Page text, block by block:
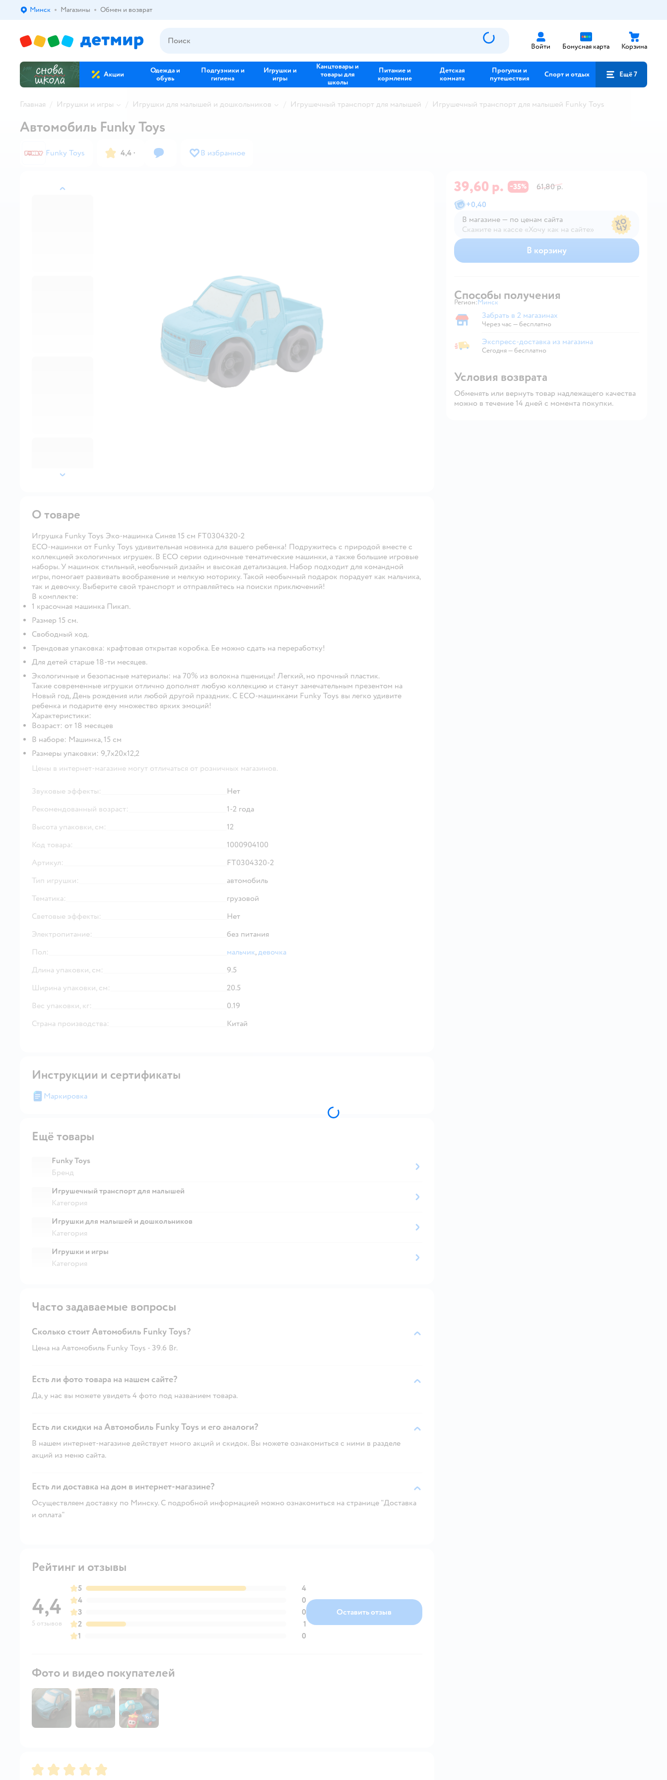
Выбор адреса доставки.
Минск Магазины Обмен и возврат
Войти Бонусная карта Корзина
Акции
Одежда и
обувь
Подгузники и
гигиена
Игрушки и
игры
Канцтовары и
товары для
школы
Питание и
кормление
Детская
комната
Прогулки и
путешествия
Спорт и отдых Ещё 7
Главная Игрушки и игры Игрушки для малышей и дошкольников Игрушечный транспорт для малышей Игрушечный транспорт для малышей Funky Toys
назад
далее
Автомобиль Funky Toys
Funky Toys 4,4 · В избранное
39,60 р. −35%
61,80 р.
+0,40
В магазине — по ценам сайта
Скажите на кассе «Хочу как на сайте»
В магазине — по ценам сайта
В корзину
Способы получения
Регион: Выбор адреса доставки.
Минск
Забрать в магазине
Забрать в 2 магазинах
Через час — бесплатно
Экспресс-доставка из магазина
Экспресс-доставка из магазина
Сегодня—бесплатно
Условия возврата
Обменять или вернуть товар надлежащего качества
можно в течение 14 дней с момента покупки.
О товаре
Игрушка Funky Toys Эко-машинка Синяя 15 см FT0304320-2
ECO-машинки от Funky Toys удивительная новинка для вашего ребенка! Подружитесь с природой вместе с
коллекцией экологичных игрушек. В ECO серии одиночные тематические машинки, а также большие игровые
наборы. У машинок стильный, необычный дизайн и высокая детализация. Набор подходит для командной
игры, помогает развивать воображение и мелкую моторику. Такой необычный подарок порадует как мальчика,
так и девочку. Выберите свой транспорт и отправляйтесь на поиски приключений!
В комплекте:
1 красочная машинка Пикап.
Размер 15 см.
Свободный ход.
Трендовая упаковка: крафтовая открытая коробка. Ее можно сдать на переработку!
Для детей старше 18-ти месяцев.
Экологичные и безопасные материалы: на 70% из волокна пшеницы! Легкий, но прочный пластик.
Такие современные игрушки отлично дополнят любую коллекцию и станут замечательным презентом на
Новый год, День рождения или любой другой праздник. С ECO-машинками Funky Toys вы легко удивите
ребенка и подарите ему множество ярких эмоций!
Характеристики:
Возраст: от 18 месяцев
В наборе: Машинка, 15 см
Размеры упаковки: 9,7х20х12,2
Цены в интернет-магазине могут отличаться от розничных магазинов.
Звуковые эффекты:
Нет
Рекомендованный возраст:
1-2 года
Высота упаковки, см:
12
Код товара:
1000904100
Артикул:
FT0304320-2
Тип игрушки:
автомобиль
Тематика:
грузовой
Световые эффекты:
Нет
Электропитание:
без питания
Пол:
мальчик,девочка
Длина упаковки, см:
9.5
Ширина упаковки, см:
20.5
Вес упаковки, кг:
0.19
Страна производства:
Китай
Инструкции и сертификаты
Маркировка
Ещё товары
Funky Toys
Бренд
Игрушечный транспорт для малышей
Категория
Игрушки для малышей и дошкольников
Категория
Игрушки и игры
Категория
Часто задаваемые вопросы
Сколько стоит Автомобиль Funky Toys?
Цена на Автомобиль Funky Toys - 39.6 Br.
Есть ли фото товара на нашем сайте?
Да, у нас вы можете увидеть 4 фото под названием товара.
Есть ли скидки на Автомобиль Funky Toys и его аналоги?
В нашем интернет-магазине действует много акций и скидок. Вы можете ознакомиться с ними в разделе
акций из меню сайта.
Есть ли доставка на дом в интернет-магазине?
Осуществляем доставку по Минску. С подробной информацией можно ознакомиться на странице "Доставка
и оплата"
Рейтинг и отзывы
4,4
5 отзывов
5
4
4
0
3
0
2
1
1
0
Оставить отзыв
Фото и видео покупателей
Рейтинг:5